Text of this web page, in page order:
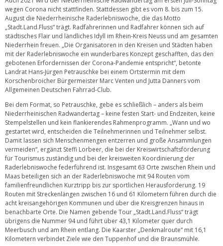
wegen Corona nicht stattfinden. Stattdessen gibt es vom 8. bis zum 15.
August die Niederrheinische Raderlebniswoche, die das Motto
„Stadt.Land.Fluss“ trägt. Radfahrerinnen und Radfahrer können sich auf
städtisches Flair und ländliches Idyll im Rhein-Kreis Neuss und am gesamten
Niederrhein freuen. „Die Organisatoren in den Kreisen und Städten haben
mit der Raderlebniswoche ein wunderbares Konzept geschafften, das den
gebotenen Erfordernissen der Corona-Pandemie entspricht“, betonte
Landrat Hans-Jürgen Petrauschke bei einem Ortstermin mit dem
Korschenbroicher Bürgermeister Marc Venten und Jutta Danners vom
Allgemeinen Deutschen Fahrrad-Club.
Bei dem Format, so Petrauschke, gebe es schließlich – anders als beim
Niederrheinischen Radwandertag – keine festen Start- und Endzeiten, keine
Stempelstellen und kein flankierendes Rahmenprogramm. „Wann und wo
gestartet wird, entscheiden die Teilnehmerinnen und Teilnehmer selbst.
Damit lassen sich Menschenmengen entzerren und große Ansammlungen
vermeiden“, ergänzt Steffi Lorbeer, die bei der Kreiswirtschaftsförderung
für Tourismus zuständig und bei der kreisweiten Koordinierung der
Raderlebniswoche federführend ist. Insgesamt 63 Orte zwischen Rhein und
Maas beteiligen sich an der Raderlebniswoche mit 94 Routen vom
familienfreundlichen Kurztripp bis zur sportlichen Herausforderung. 19
Routen mit Streckenlängen zwischen 16 und 61 Kilometern führen durch die
acht kreisangehörigen Kommunen und über die Kreisgrenzen hinaus in
benachbarte Orte. Die Namen gebende Tour „Stadt.Land.Fluss“ trägt
übrigens die Nummer 94 und führt über 43,1 Kilometer quer durch
Meerbusch und am Rhein entlang. Die Kaarster „Denkmalroute“ mit 16,1
Kilometern verbindet Ziele wie den Tuppenhof und die Braunsmühle.